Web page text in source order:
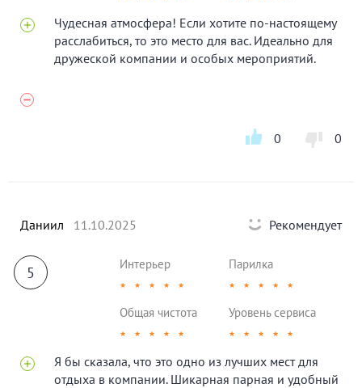
Чудесная атмосфера! Если хотите по-настоящему
расслабиться, то это место для вас. Идеально для
дружеской компании и особых мероприятий.
0 0
Даниил 11.10.2025 Рекомендует
5 Интерьер
★ ★ ★ ★ ★
Парилка
★ ★ ★ ★ ★
Общая чистота
★ ★ ★ ★ ★
Уровень сервиса
★ ★ ★ ★ ★
Я бы сказала, что это одно из лучших мест для
отдыха в компании. Шикарная парная и удобный